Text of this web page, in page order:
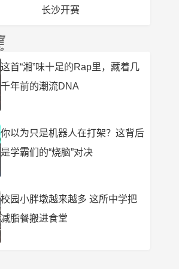
长沙开赛
这首“湘”味十足的Rap里，藏着几
千年前的潮流DNA
你以为只是机器人在打架？这背后
是学霸们的“烧脑”对决
校园小胖墩越来越多 这所中学把
减脂餐搬进食堂